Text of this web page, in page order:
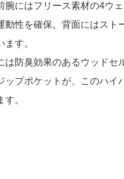
腕にはフリース素材の4ウ
動性を確保。背面にはスト
ます。
は防臭効果のあるウッドセ
ップポケットが、このハイ
す。